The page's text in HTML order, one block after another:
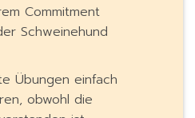
Commitment
Schweinehund
Übungen einfach
obwohl die